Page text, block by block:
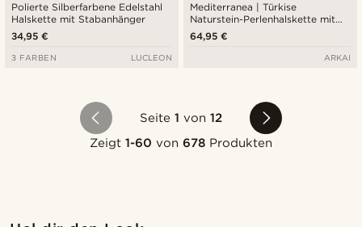
Polierte Silberfarbene Edelstahl
Halskette mit Stabanhänger
34,95 €
3 FARBEN LUCLEON
Mediterranea | Türkise
Naturstein-Perlenhalskette mit
Sonnen-Charme-Anhänger
64,95 €
ARKAI
Seite 1 von12
Zeigt 1-60 von678 Produkten